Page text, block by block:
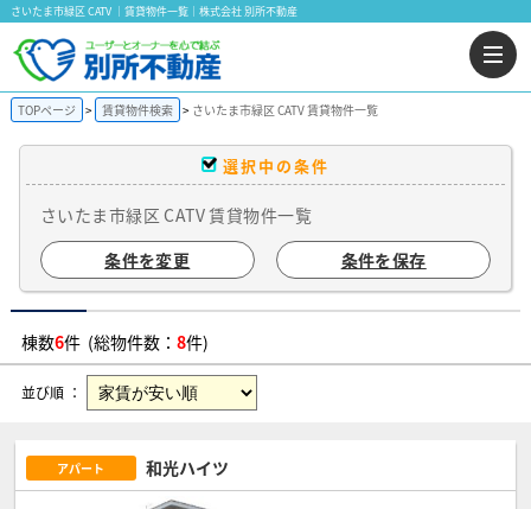
さいたま市緑区 CATV ｜賃貸物件一覧｜株式会社 別所不動産
TOPページ 賃貸物件検索 さいたま市緑区 CATV 賃貸物件一覧
選択中の条件
さいたま市緑区 CATV 賃貸物件一覧
条件を変更
条件を保存
棟数6件 (総物件数： 8件)
並び順 ：
アパート 和光ハイツ